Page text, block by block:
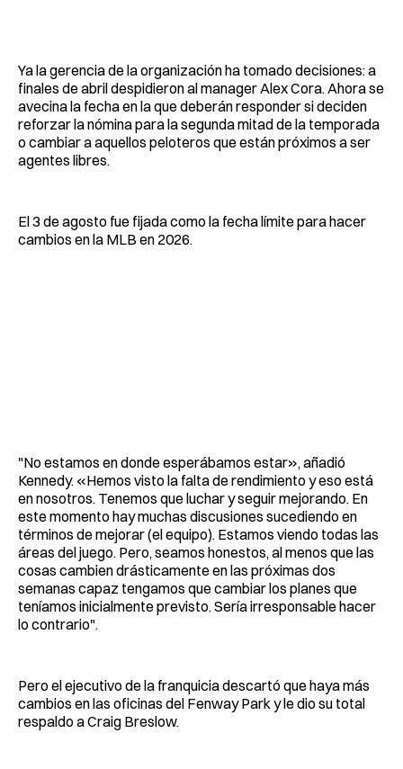
Ya la gerencia de la organización ha tomado decisiones: a
finales de abril despidieron al manager Alex Cora. Ahora se
avecina la fecha en la que deberán responder si deciden
reforzar la nómina para la segunda mitad de la temporada
o cambiar a aquellos peloteros que están próximos a ser
agentes libres.
El 3 de agosto fue fijada como la fecha límite para hacer
cambios en la MLB en 2026.
"No estamos en donde esperábamos estar», añadió
Kennedy. «Hemos visto la falta de rendimiento y eso está
en nosotros. Tenemos que luchar y seguir mejorando. En
este momento hay muchas discusiones sucediendo en
términos de mejorar (el equipo). Estamos viendo todas las
áreas del juego. Pero, seamos honestos, al menos que las
cosas cambien drásticamente en las próximas dos
semanas capaz tengamos que cambiar los planes que
teníamos inicialmente previsto. Sería irresponsable hacer
lo contrario".
Pero el ejecutivo de la franquicia descartó que haya más
cambios en las oficinas del Fenway Park y le dio su total
respaldo a Craig Breslow.